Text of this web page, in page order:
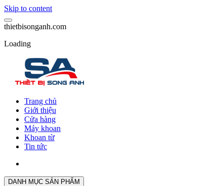
Skip to content
thietbisonganh.com
Loading
Trang chủ
Giới thiệu
Cửa hàng
Máy khoan
Khoan từ
Tin tức
DANH MỤC SẢN PHẨM